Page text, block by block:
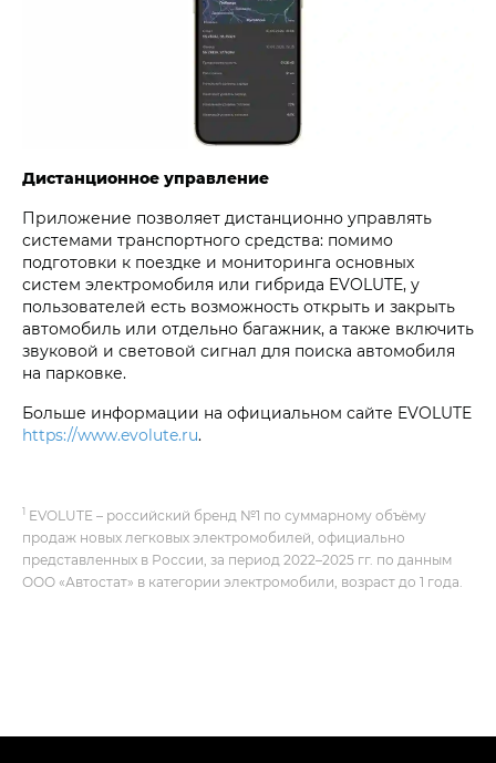
Дистанционное управление
Приложение позволяет дистанционно управлять
системами транспортного средства: помимо
подготовки к поездке и мониторинга основных
систем электромобиля или гибрида EVOLUTE, у
пользователей есть возможность открыть и закрыть
автомобиль или отдельно багажник, а также включить
звуковой и световой сигнал для поиска автомобиля
на парковке.
Больше информации на официальном сайте EVOLUTE
https://www.evolute.ru.
1 EVOLUTE – российский бренд №1 по суммарному объёму
продаж новых легковых электромобилей, официально
представленных в России, за период 2022–2025 гг. по данным
ООО «Автостат» в категории электромобили, возраст до 1 года.